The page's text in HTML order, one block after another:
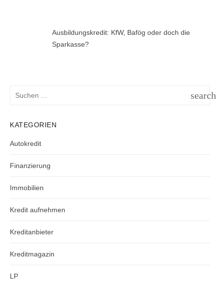
Ausbildungskredit: KfW, Bafög oder doch die
Sparkasse?
search
KATEGORIEN
Autokredit
Finanzierung
Immobilien
Kredit aufnehmen
Kreditanbieter
Kreditmagazin
LP